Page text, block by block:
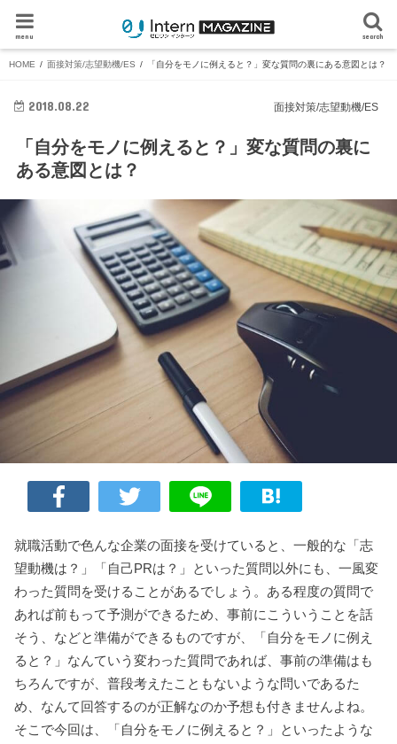
search
menu
HOME 面接対策/志望動機/ES 「自分をモノに例えると？」変な質問の裏にある意図とは？
面接対策/志望動機/ES
2018.08.22
「自分をモノに例えると？」変な質問の裏に
ある意図とは？
就職活動で色んな企業の面接を受けていると、一般的な「志
望動機は？」「自己PRは？」といった質問以外にも、一風変
わった質問を受けることがあるでしょう。ある程度の質問で
あれば前もって予測ができるため、事前にこういうことを話
そう、などと準備ができるものですが、「自分をモノに例え
ると？」なんていう変わった質問であれば、事前の準備はも
ちろんですが、普段考えたこともないような問いであるた
め、なんて回答するのが正解なのか予想も付きませんよね。
そこで今回は、「自分をモノに例えると？」といったような